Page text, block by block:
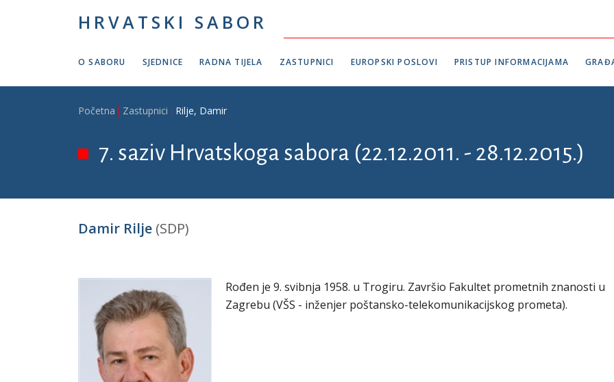
HRVATSKI SABOR
O SABORU SJEDNICE RADNA TIJELA ZASTUPNICI EUROPSKI POSLOVI PRISTUP INFORMACIJAMA
Breadcrumb
Početna Zastupnici Rilje, Damir
7. saziv Hrvatskoga sabora (22.12.2011. - 28.12.2015.)
Damir Rilje (SDP)
Rođen je 9. svibnja 1958. u Trogiru. Završio Fakultet prometnih znanosti u
Zagrebu (VŠS - inženjer poštansko-telekomunikacijskog prometa).